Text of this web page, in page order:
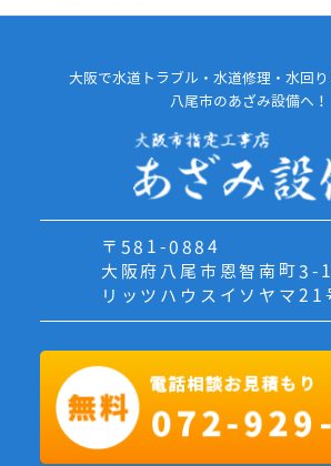
大阪で水道トラブル・水道修理・水回
八尾市のあざみ設備へ！
〒581-0884
大阪府八尾市恩智南町3-
リッツハウスイソヤマ21